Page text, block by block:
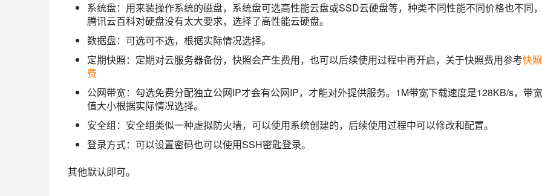
系统盘：用来装操作系统的磁盘，系统盘可选高性能云盘或SSD云硬盘等，种类不同性能不同价格也不同
腾讯云百科对硬盘没有太大要求，选择了高性能云硬盘。
数据盘：可选可不选，根据实际情况选择。
定期快照：定期对云服务器备份，快照会产生费用，也可以后续使用过程中再开启，关于快照费用参考快
费
公网带宽：勾选免费分配独立公网IP才会有公网IP，才能对外提供服务。1M带宽下载速度是128KB/s，带宽
值大小根据实际情况选择。
安全组：安全组类似一种虚拟防火墙，可以使用系统创建的，后续使用过程中可以修改和配置。
登录方式：可以设置密码也可以使用SSH密匙登录。
其他默认即可。